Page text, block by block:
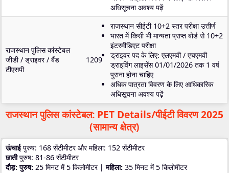
अधिसूचना अवश्य पढ़ें
राजस्थान पुलिस कांस्टेबल
जीडी / ड्राइवर / बैंड
टीएसपी
1209
राजस्थान सीईटी 10+2 स्तर परीक्षा उत्तीर्ण
भारत में किसी भी मान्यता प्राप्त बोर्ड से 10+2
इंटरमीडिएट परीक्षा
ड्राइवर पद के लिए: एलएमवी / एचएमवी
ड्राइविंग लाइसेंस 01/01/2026 तक 1 वर्ष
पुराना होना चाहिए
अधिक पात्रता विवरण के लिए आधिकारिक
अधिसूचना अवश्य पढ़ें
राजस्थान पुलिस कांस्टेबल: PET Details/पीईटी विवरण 2025
(सामान्य क्षेत्र)
ऊंचाईपुरुष: 168 सेंटीमीटर और महिला: 152 सेंटीमीटर
छातीपुरुष: 81-86 सेंटीमीटर
दौड़: पुरुष: 25 मिनट में 5 किलोमीटर | महिला: 35 मिनट में 5 किलोमीटर